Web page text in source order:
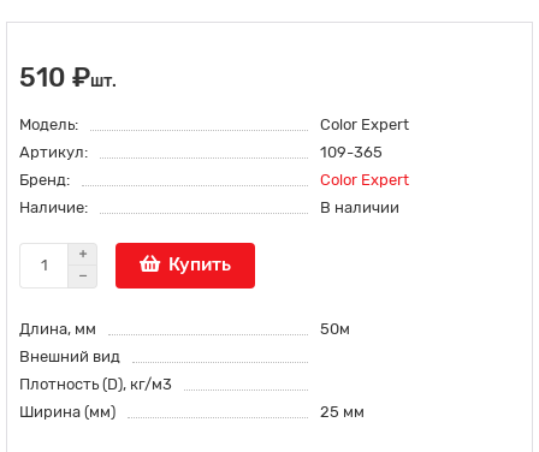
510 ₽шт.
Модель:
Color Expert
Артикул:
109-365
Бренд:
Color Expert
Наличие:
В наличии
Купить
Длина, мм
50м
Внешний вид
Плотность (D), кг/м3
Ширина (мм)
25 мм